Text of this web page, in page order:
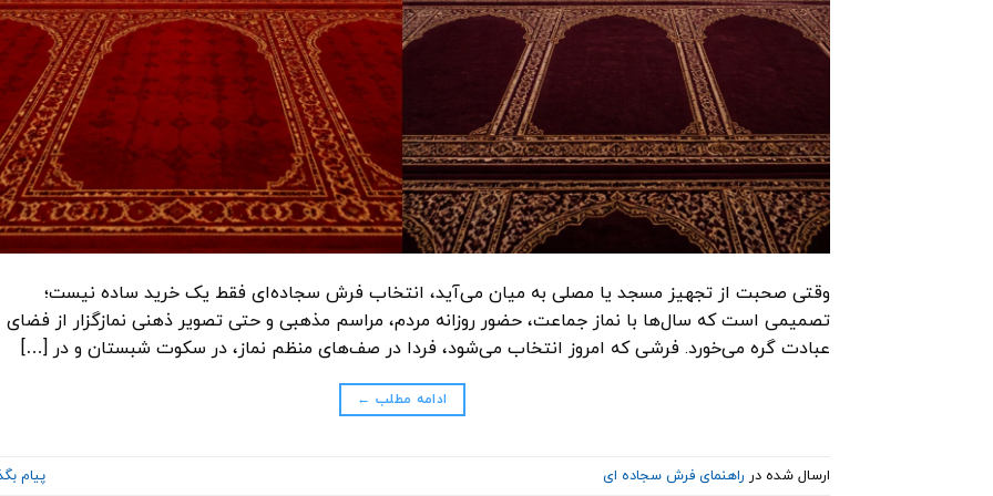
وقتی صحبت از تجهیز مسجد یا مصلی به میان می‌آید، انتخاب فرش سجاده‌ای فقط یک خرید ساده نیست؛
تصمیمی است که سال‌ها با نماز جماعت، حضور روزانه مردم، مراسم‌ مذهبی و حتی تصویر ذهنی نمازگزار از فضای
عبادت گره می‌خورد. فرشی که امروز انتخاب می‌شود، فردا در صف‌های منظم نماز، در سکوت شبستان و در […]
ادامه مطلب ←
ارسال شده در راهنمای فرش سجاده ای پیام